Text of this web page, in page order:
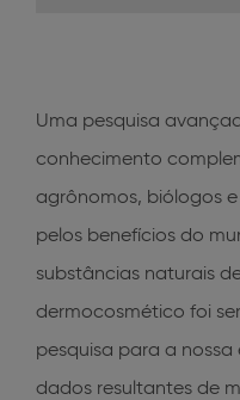
Uma pesquisa
conhecimento
agrônomos, biólogos
pelos benefícios do
substâncias naturais
dermocosmético foi
pesquisa para a
dados resultantes de